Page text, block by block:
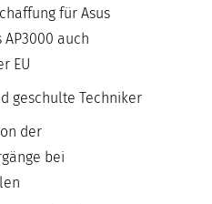
für Asus
AP3000 auch
EU
geschulte Techniker
der
bei